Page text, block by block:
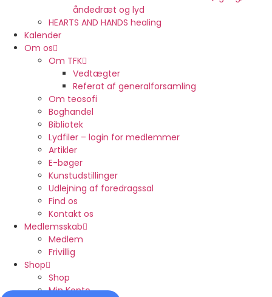
åndedræt og lyd
HEARTS AND HANDS healing
Kalender
Om os
Om TFK
Vedtægter
Referat af generalforsamling
Om teosofi
Boghandel
Bibliotek
Lydfiler – login for medlemmer
Artikler
E-bøger
Kunstudstillinger
Udlejning af foredragssal
Find os
Kontakt os
Medlemsskab
Medlem
Frivillig
Shop
Shop
Min Konto